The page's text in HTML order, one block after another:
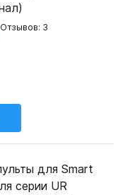
для Smart
серии UR
Отзывов: 3